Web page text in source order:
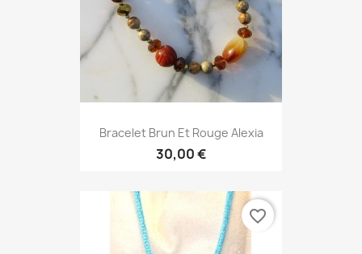
Bracelet Brun Et Rouge Alexia
30,00 €
favorite_border